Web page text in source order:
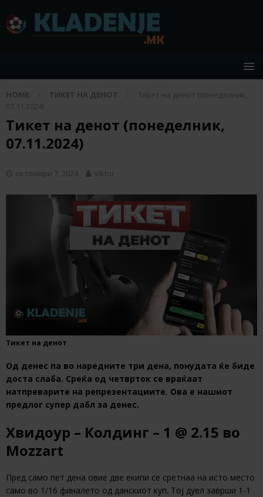
HOME ТИКЕТ НА ДЕНОТ
Тикет на денот (понеделник,
07.11.2024)
Тикет на денот (понеделник,
07.11.2024)
октомври 7, 2024 Viktor
Тикет на денот
Од денес па во наредните три дена, понудата ќе биде
доста слаба. Среќа од четврток се враќаат
натпреварите на репрезентациите. Ова е нашиот
предлог супер дабл за денес.
Хвидоур – Колдинг – 1 @ 2.15 во
Mozzart
Пред само пет дена овие две екипи се сретнаа на исто место
само во 1/16 финалето од данскиот куп. Тој дуел заврши 1-1